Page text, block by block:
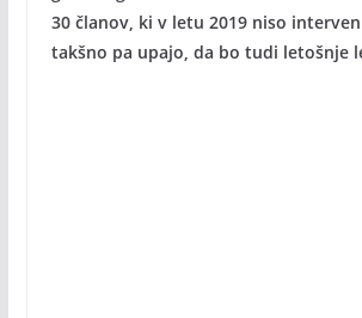
30 članov, ki v letu 2019 niso
takšno pa upajo, da bo tudi letošnje